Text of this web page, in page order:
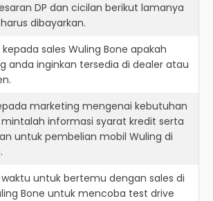
DP dan cicilan berikut lamanya
dibayarkan.
sales Wuling Bone apakah
anda inginkan tersedia di dealer atau
marketing mengenai kebutuhan
informasi syarat kredit serta
untuk pembelian mobil Wuling di
untuk bertemu dengan sales di
Bone untuk mencoba test drive